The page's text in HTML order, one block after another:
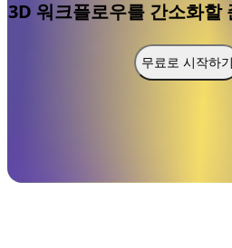
3D 워크플로우를 간소화할
무료로 시작하기